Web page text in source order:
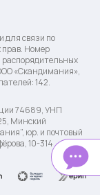
для связи по
прав. Номер
«Скандимания»,
142.
74689, УНП
Минский
юр. и почтовый
10-314